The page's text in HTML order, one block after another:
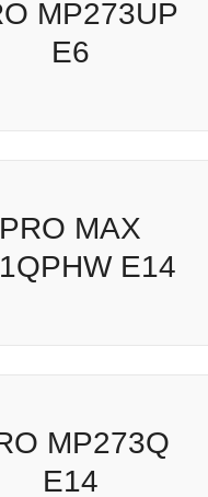
MP273UP E6
MAX 271QPHW
E14